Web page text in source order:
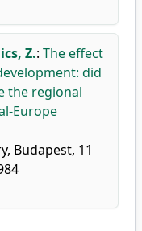
Z.: The effect
did
the regional
Europe
Budapest, 11